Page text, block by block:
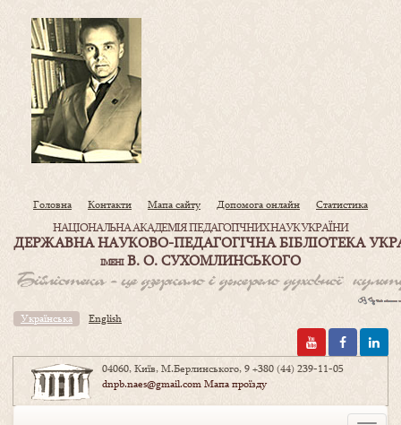
Головна Контакти Мапа сайту Допомога онлайн Статистика
НАЦІОНАЛЬНА АКАДЕМІЯ ПЕДАГОГІЧНИХ НАУК УКРАЇНИ
ДЕРЖАВНА НАУКОВО-ПЕДАГОГІЧНА БІБЛІОТЕКА
ІМЕНІВ. О. СУХОМЛИНСЬКОГО
Українська English
04060, Київ, М.Берлинського, 9+380 (44) 239-11-05
dnpb.naes@gmail.comМапа проїзду